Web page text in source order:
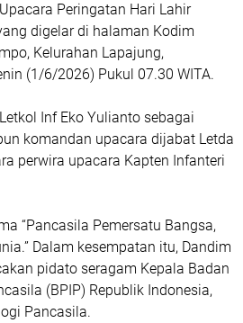
Peringatan Hari Lahir
digelar di halaman Kodim
Kelurahan Lapajung,
(1/6/2026) Pukul 07.30 WITA.
Inf Eko Yulianto sebagai
komandan upacara dijabat Letda
perwira upacara Kapten Infanteri
“Pancasila Pemersatu Bangsa,
Dalam kesempatan itu, Dandim
pidato seragam Kepala Badan
(BPIP) Republik Indonesia,
Pancasila.